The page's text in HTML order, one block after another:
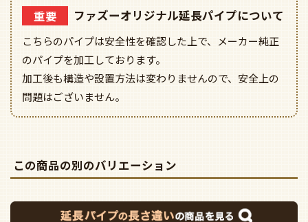
重要 ファズーオリジナル延長パイプについて
こちらのパイプは安全性を確認した上で、メーカー純正
のパイプを加工しております。
加工後も構造や設置方法は変わりませんので、安全上の
問題はございません。
この商品の別のバリエーション